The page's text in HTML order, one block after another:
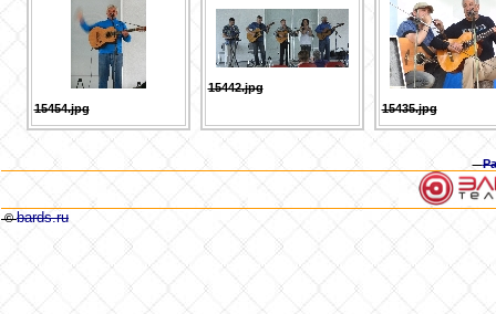
15454.jpg
15442.jpg
15435.jpg
©bards.ru